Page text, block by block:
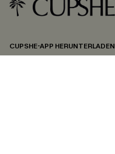
CUPSHE-APP HERUNTERLADEN